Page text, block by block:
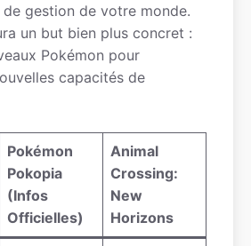
gestion de votre monde.
un but bien plus concret :
Pokémon pour
capacités de
Pokémon
Pokopia
(Infos
Officielles)
Animal
Crossing:
New
Horizons